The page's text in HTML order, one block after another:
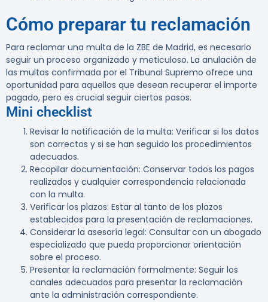
Cómo preparar tu reclamación
Para reclamar una multa de la ZBE de Madrid, es necesario
seguir un proceso organizado y meticuloso. La anulación de
las multas confirmada por el Tribunal Supremo ofrece una
oportunidad para aquellos que desean recuperar el importe
pagado, pero es crucial seguir ciertos pasos.
Mini checklist
Revisar la notificación de la multa: Verificar si los datos
son correctos y si se han seguido los procedimientos
adecuados.
Recopilar documentación: Conservar todos los pagos
realizados y cualquier correspondencia relacionada
con la multa.
Verificar los plazos: Estar al tanto de los plazos
establecidos para la presentación de reclamaciones.
Considerar la asesoría legal: Consultar con un abogado
especializado que pueda proporcionar orientación
sobre el proceso.
Presentar la reclamación formalmente: Seguir los
canales adecuados para presentar la reclamación
ante la administración correspondiente.